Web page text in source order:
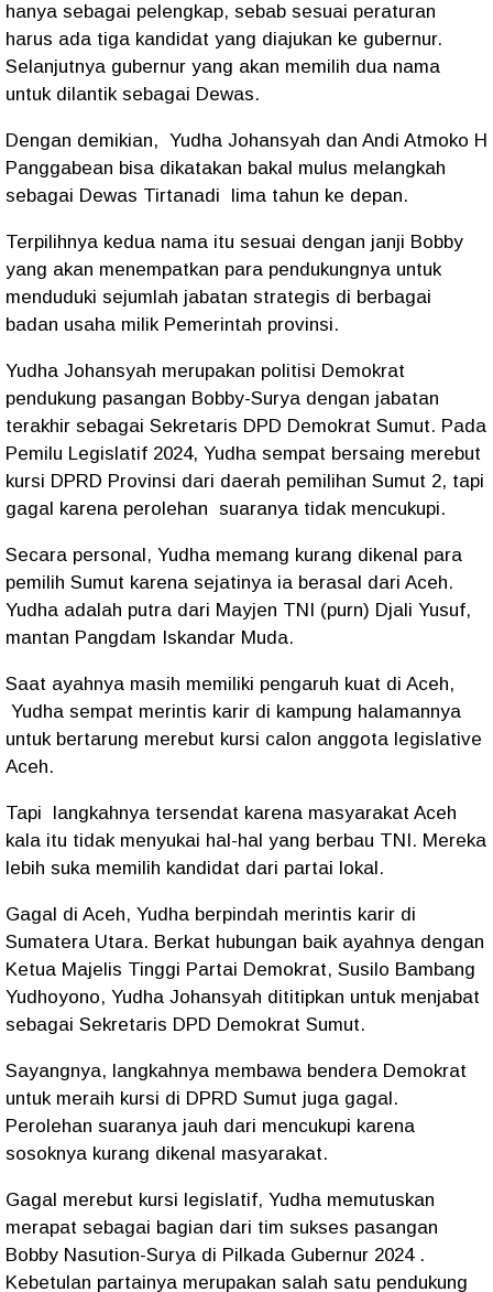
hanya sebagai pelengkap, sebab sesuai peraturan
harus ada tiga kandidat yang diajukan ke gubernur.
Selanjutnya gubernur yang akan memilih dua nama
untuk dilantik sebagai Dewas.
Dengan demikian, Yudha Johansyah dan Andi Atmoko H
Panggabean bisa dikatakan bakal mulus melangkah
sebagai Dewas Tirtanadi
lima tahun ke depan.
Terpilihnya kedua nama itu sesuai dengan janji Bobby
yang akan menempatkan para pendukungnya untuk
menduduki sejumlah jabatan strategis di berbagai
badan usaha milik Pemerintah provinsi.
Yudha Johansyah merupakan politisi Demokrat
pendukung pasangan Bobby-Surya dengan jabatan
terakhir sebagai Sekretaris DPD Demokrat Sumut. Pada
Pemilu Legislatif 2024, Yudha sempat bersaing merebut
kursi DPRD Provinsi dari daerah pemilihan Sumut 2, tapi
gagal karena perolehan
suaranya tidak mencukupi.
Secara personal, Yudha memang kurang dikenal para
pemilih Sumut karena sejatinya ia berasal dari Aceh.
Yudha adalah putra dari Mayjen TNI (purn) Djali Yusuf,
mantan Pangdam Iskandar Muda.
Saat ayahnya masih memiliki pengaruh kuat di Aceh,
Yudha sempat merintis karir di kampung halamannya
untuk bertarung merebut kursi calon anggota legislative
Aceh.
Tapi
langkahnya tersendat karena masyarakat Aceh
kala itu tidak menyukai hal-hal yang berbau TNI. Mereka
lebih suka memilih kandidat dari partai lokal.
Gagal di Aceh, Yudha berpindah merintis karir di
Sumatera Utara. Berkat hubungan baik ayahnya dengan
Ketua Majelis Tinggi Partai Demokrat, Susilo Bambang
Yudhoyono, Yudha Johansyah dititipkan untuk menjabat
sebagai Sekretaris DPD Demokrat Sumut.
Sayangnya, langkahnya membawa bendera Demokrat
untuk meraih kursi di DPRD Sumut juga gagal.
Perolehan suaranya jauh dari mencukupi karena
sosoknya kurang dikenal masyarakat.
Gagal merebut kursi legislatif, Yudha memutuskan
merapat sebagai bagian dari tim sukses pasangan
Bobby Nasution-Surya di Pilkada Gubernur 2024 .
Kebetulan partainya merupakan salah satu pendukung